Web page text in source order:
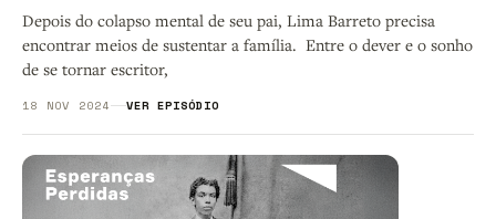
Depois do colapso mental de seu pai, Lima Barreto precisa
encontrar meios de sustentar a família. Entre o dever e o sonho
de se tornar escritor,
18 NOV 2024 VER EPISÓDIO